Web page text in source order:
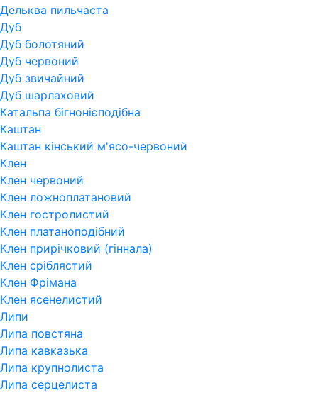
Дельква пильчаста
Дуб
Дуб болотяний
Дуб червоний
Дуб звичайний
Дуб шарлаховий
Катальпа бігнонієподібна
Каштан
Каштан кінський м'ясо-червоний
Клен
Клен червоний
Клен ложноплатановий
Клен гостролистий
Клен платаноподібний
Клен прирічковий (гіннала)
Клен сріблястий
Клен Фрімана
Клен ясенелистий
Липи
Липа повстяна
Липа кавказька
Липа крупнолиста
Липа серцелиста